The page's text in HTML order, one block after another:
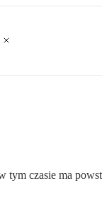
tym czasie ma